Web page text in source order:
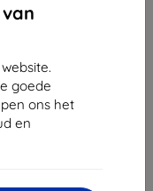
goede
ons het
en